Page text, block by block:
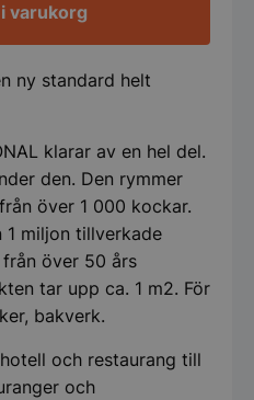
varukorg
ny standard helt
klarar av en hel del.
den. Den rymmer
över 1 000 kockar.
1 miljon tillverkade
från över 50 års
tar upp ca. 1 m2. För
bakverk.
och restaurang till
och